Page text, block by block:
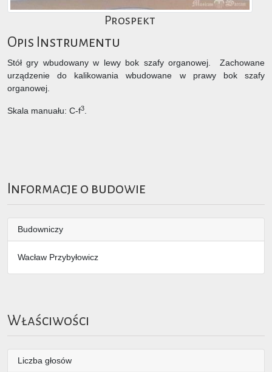
Prospekt
Opis Instrumentu
Stół gry wbudowany w lewy bok szafy organowej. Zachowane
urządzenie do kalikowania wbudowane w prawy bok szafy
organowej.
Skala manuału: C-f3.
Informacje o budowie
Budowniczy
Wacław Przybyłowicz
Właściwości
Liczba głosów